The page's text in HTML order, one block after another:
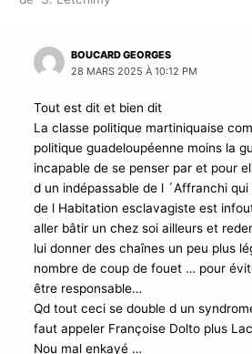
le confort du silence à l’exigence
Jeff Lafontaine ( CCN)
3
1 réflexion sur “Martinique. Polémique
toi” de S. Letchimy”
BOUCARD GEORGES
28 MARS 2025 À 10:12 PM